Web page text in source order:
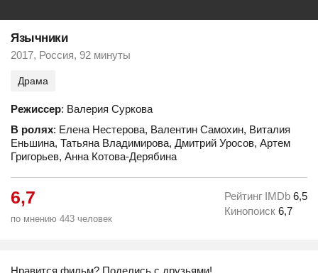
Язычники
2017, Россия, 92 минуты
Драма
Режиссер: Валерия Суркова
В ролях: Елена Нестерова, Валентин Самохин, Виталия
Еньшина, Татьяна Владимирова, Дмитрий Уросов, Артем
Григорьев, Анна Котова-Дерябина
6,7
по мнению 443 человек
Рейтинг IMDb 6,5
Кинопоиск 6,7
Нравится фильм? Поделись с друзьями!